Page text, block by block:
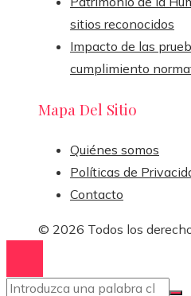
sitios reconocidos
Impacto de las
cumplimiento
Mapa Del Sitio
Quiénes somos
Políticas de
Contacto
© 2026 Todos los